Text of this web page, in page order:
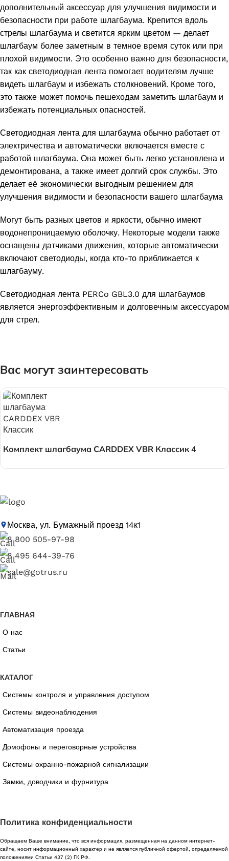
дополнительный аксессуар для улучшения видимости и
безопасности при работе шлагбаума. Крепится вдоль
стрелы шлагбаума и светится ярким цветом — делает
шлагбаум более заметным в темное время суток или при
плохой видимости. Это особенно важно для безопасности,
так как светодиодная лента помогает водителям лучше
видеть шлагбаум и избежать столкновений. Кроме того,
это также может помочь пешеходам заметить шлагбаум и
избежать потенциальных опасностей.
Светодиодная лента для шлагбаума обычно работает от
электричества и автоматически включается вместе с
работой шлагбаума. Она может быть легко установлена и
демонтирована, а также имеет долгий срок службы. Это
делает её экономически выгодным решением для
улучшения видимости и безопасности вашего шлагбаума
Могут быть разных цветов и яркости, обычно имеют
водонепроницаемую оболочку. Некоторые модели также
оснащены датчиками движения, которые автоматически
включают светодиоды, когда кто-то приближается к
шлагбауму.
Светодиодная лента PERCo GBL3.0 для шлагбаумов
является энергоэффективным и долговечным аксессуаром
для стрел.
Вас могут заинтересовать
Комплект шлагбаума CARDDEX VBR Классик 4
Москва, ул. Бумажный проезд 14к1
8 800 505-97-98
8 495 644-39-76
sale@gotrus.ru
ГЛАВНАЯ
О нас
Статьи
КАТАЛОГ
Системы контроля и управления доступом
Системы видеонаблюдения
Автоматизация проезда
Домофоны и переговорные устройства
Системы охранно-пожарной сигнализации
Замки, доводчики и фурнитура
Политика конфиденциальности
Обращаем Ваше внимание, что вся информация, размещенная на данном интернет-
сайте, носит информационный характер и не является публичной офертой, определяемой
положениями Статьи 437 (2) ГК РФ.